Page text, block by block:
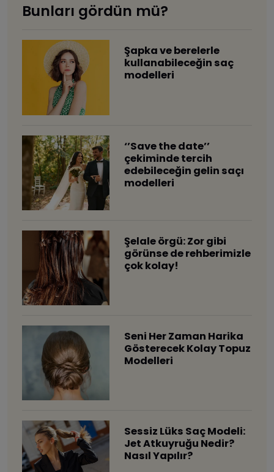
Bunları gördün mü?
​Şapka ve berelerle
kullanabileceğin saç
modelleri
‘’Save the date’’
çekiminde tercih
edebileceğin gelin saçı
modelleri
Şelale örgü: Zor gibi
görünse de rehberimizle
çok kolay!
​Seni Her Zaman Harika
Gösterecek Kolay Topuz
Modelleri
Sessiz Lüks Saç Modeli:
Jet Atkuyruğu Nedir?
Nasıl Yapılır?